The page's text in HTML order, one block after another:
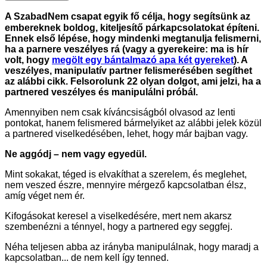
A SzabadNem csapat egyik fő célja, hogy segítsünk az
embereknek boldog, kiteljesítő párkapcsolatokat építeni.
Ennek első lépése, hogy mindenki megtanulja felismerni,
ha a parnere veszélyes rá (vagy a gyerekeire: ma is hír
volt, hogy megölt egy bántalmazó apa két gyereket). A
veszélyes, manipulatív partner felismerésében segíthet
az alábbi cikk. Felsorolunk 22 olyan dolgot, ami jelzi, ha a
partnered veszélyes és manipulálni próbál.
Amennyiben nem csak kíváncsiságból olvasod az lenti
pontokat, hanem felismered bármelyiket az alábbi jelek közül
a partnered viselkedésében, lehet, hogy már bajban vagy.
Ne aggódj – nem vagy egyedül.
Mint sokakat, téged is elvakíthat a szerelem, és meglehet,
nem veszed észre, mennyire mérgező kapcsolatban élsz,
amíg véget nem ér.
Kifogásokat keresel a viselkedésére, mert nem akarsz
szembenézni a ténnyel, hogy a partnered egy seggfej.
Néha teljesen abba az irányba manipulálnak, hogy maradj a
kapcsolatban... de nem kell így tenned.